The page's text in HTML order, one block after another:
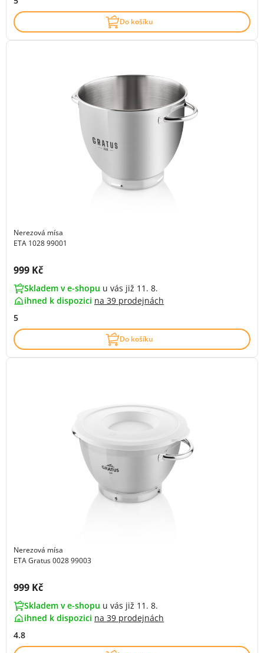
Do košíku
Nerezová mísa
ETA 1028 99001
Cena s DPH:
999 Kč
Skladem v e-shopu u vás již 11. 8.
ihned k dispozici na 39 prodejnách
5
Do košíku
Nerezová mísa
ETA Gratus 0028 99003
Cena s DPH:
999 Kč
Skladem v e-shopu u vás již 11. 8.
ihned k dispozici na 39 prodejnách
4.8